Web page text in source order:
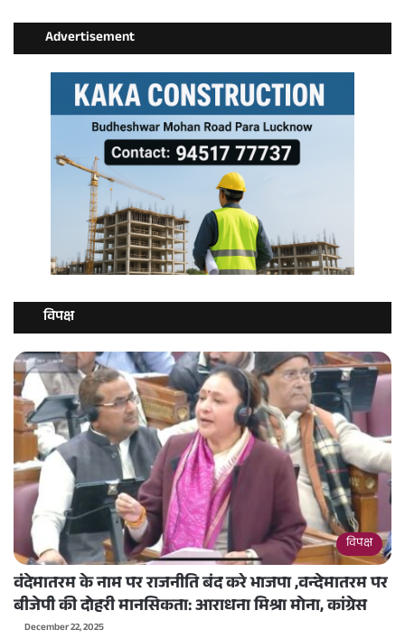
Advertisement
विपक्ष
विपक्ष
वंदेमातरम के नाम पर राजनीति बंद करे भाजपा ,वन्देमातरम पर
बीजेपी की दोहरी मानसिकता: आराधना मिश्रा मोना, कांग्रेस
December 22, 2025